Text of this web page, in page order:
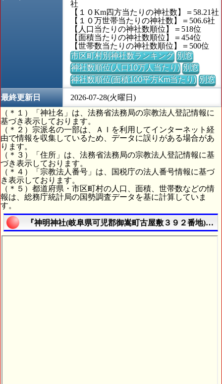
社
【１０Km四方当たりの神社数】＝58.21社
【１０万世帯当たりの神社数】＝506.6社
【人口当たりの神社数順位】＝518位
【面積当たりの神社数順位】＝454位
【世帯数当たりの神社数順位】＝500位
市区町村別神社数ランキング 別窓
神社数順位(人口10万人当たり) 別窓
神社数順位(面積100平方Km当たり) 別窓
最終更新日
2026-07-28(火曜日)
（＊１）「神社名」は、法務省法務局の宗教法人登記情報に
基づき表示しております。
（＊２）宗派名の一部は、ＡＩを利用してインターネット経
由で情報を収集しているため、データに誤りがある場合があ
ります。
（＊３）「住所」は、法務省法務局の宗教法人登記情報に基
づき表示しております。
（＊４）「宗教法人番号」は、国税庁の法人番号情報に基づ
き表示しております。
（＊５）都道府県・市区町村の人口、面積、世帯数などの情
報は、総務庁統計局の国勢調査データを基に計算していま
す。
『神明神社(岐阜県可児郡御嵩町古屋敷３９２番地)』